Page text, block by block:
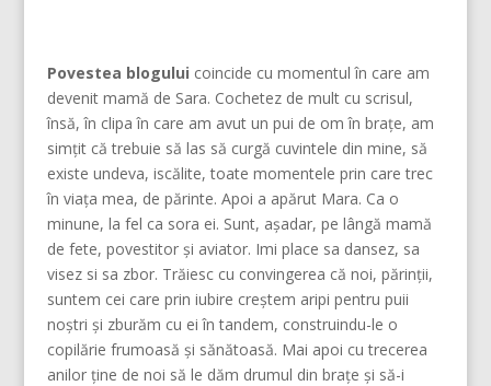
Povestea blogului coincide cu momentul în care am
devenit mamă de Sara. Cochetez de mult cu scrisul,
însă, în clipa în care am avut un pui de om în brațe, am
simțit că trebuie să las să curgă cuvintele din mine, să
existe undeva, iscălite, toate momentele prin care trec
în viața mea, de părinte. Apoi a apărut Mara. Ca o
minune, la fel ca sora ei. Sunt, așadar, pe lângă mamă
de fete, povestitor și aviator. Imi place sa dansez, sa
visez si sa zbor. Trăiesc cu convingerea că noi, părinţii,
suntem cei care prin iubire creştem aripi pentru puii
noştri şi zburăm cu ei în tandem, construindu-le o
copilărie frumoasă şi sănătoasă. Mai apoi cu trecerea
anilor ține de noi să le dăm drumul din braţe și să-i